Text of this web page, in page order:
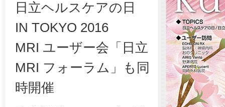
日立ヘルスケアの日
IN TOKYO 2016
MRI ユーザー会「日立
MRI フォーラム」も同
時開催